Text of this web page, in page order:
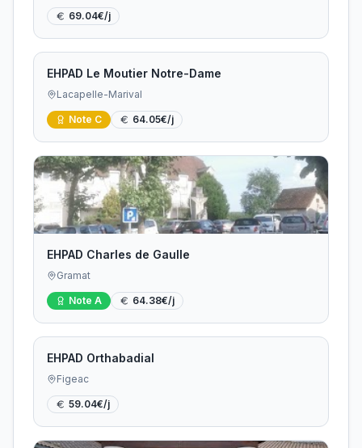
69.04€/j
EHPAD Le Moutier Notre-Dame
Lacapelle-Marival
Note C 64.05€/j
EHPAD Charles de Gaulle
Gramat
Note A 64.38€/j
EHPAD Orthabadial
Figeac
59.04€/j